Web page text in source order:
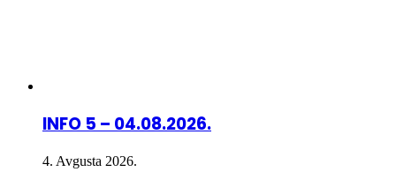
INFO 5 – 04.08.2026.
4. Avgusta 2026.